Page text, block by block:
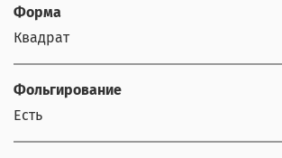
Форма
Квадрат
Фольгирование
Есть